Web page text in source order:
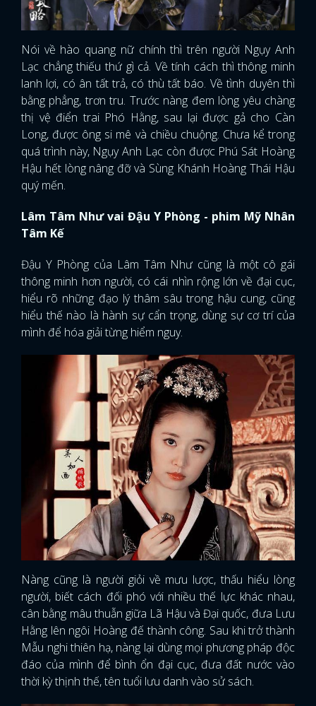
Nói về hào quang nữ chính thì trên người Ngụy Anh
Lạc chẳng thiếu thứ gì cả. Về tính cách thì thông minh
lanh lợi, có ân tất trả, có thù tất báo. Về tình duyên thì
bằng phẳng, trơn tru. Trước nàng đem lòng yêu chàng
thị vệ điển trai Phó Hằng, sau lại được gả cho Càn
Long, được ông si mê và chiều chuộng. Chưa kể trong
quá trình này, Ngụy Anh Lạc còn được Phú Sát Hoàng
Hậu hết lòng nâng đỡ và Sùng Khánh Hoàng Thái Hậu
quý mến.
Lâm Tâm Như vai Đậu Y Phòng - phim Mỹ Nhân
Tâm Kế
Đậu Y Phòng của Lâm Tâm Như cũng là một cô gái
thông minh hơn người, có cái nhìn rộng lớn về đại cục,
hiểu rõ những đạo lý thâm sâu trong hậu cung, cũng
hiểu thế nào là hành sự cẩn trọng, dùng sự cơ trí của
mình để hóa giải từng hiểm nguy.
Nàng cũng là người giỏi về mưu lược, thấu hiểu lòng
người, biết cách đối phó với nhiều thế lực khác nhau,
cân bằng mâu thuẫn giữa Lã Hậu và Đại quốc, đưa Lưu
Hằng lên ngôi Hoàng đế thành công. Sau khi trở thành
Mẫu nghi thiên hạ, nàng lại dùng mọi phương pháp độc
đáo của mình để bình ổn đại cục, đưa đất nước vào
thời kỳ thịnh thế, tên tuổi lưu danh vào sử sách.